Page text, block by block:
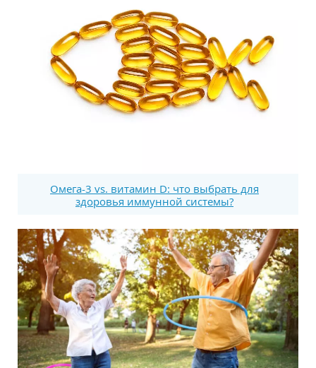
Омега-3 vs. витамин D: что выбрать для
здоровья иммунной системы?